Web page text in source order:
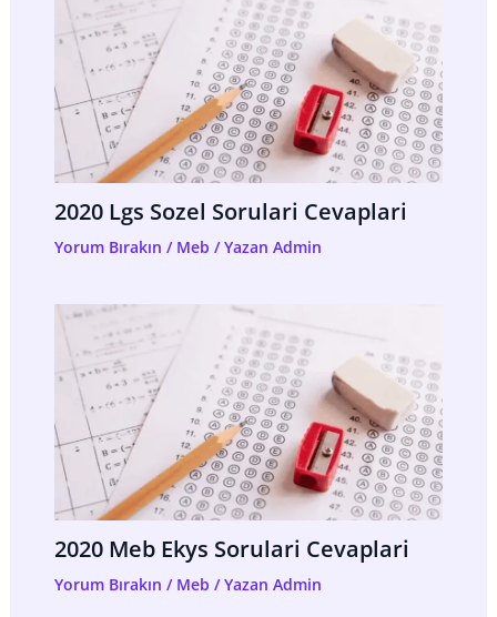
2020 Lgs Sozel Sorulari Cevaplari
Yorum Bırakın / Meb / Yazan Admin
2020 Meb Ekys Sorulari Cevaplari
Yorum Bırakın / Meb / Yazan Admin